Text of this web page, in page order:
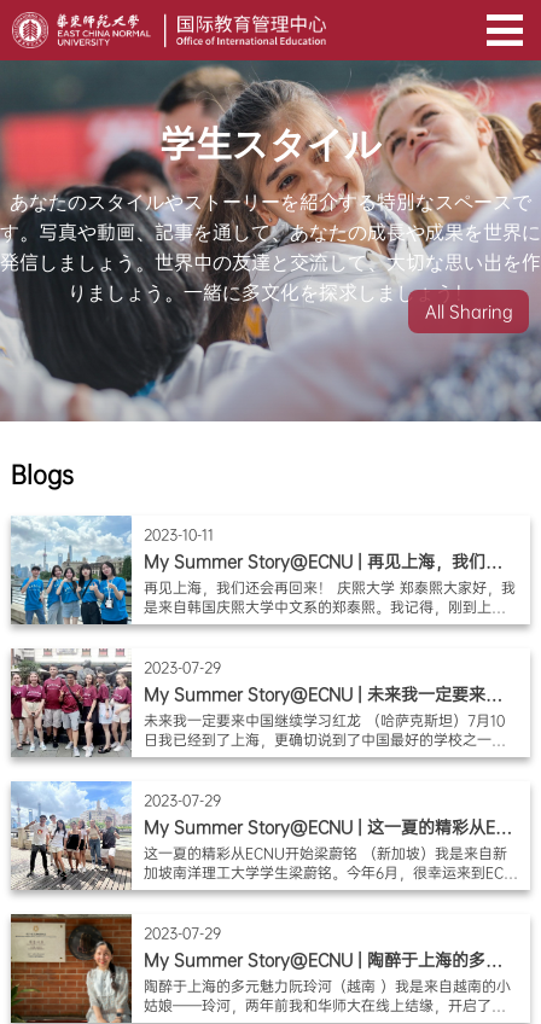
学生スタイル
あなたのスタイルやストーリーを紹介する特別なスペースで
す。写真や動画、記事を通して、あなたの成長や成果を世界に
発信しましょう。世界中の友達と交流して、大切な思い出を作
りましょう。一緒に多文化を探求しましょう！
All Sharing
Blogs
2023-10-11
My Summer Story@ECNU | 再见上海，我们还
会再回来！
再见上海，我们还会再回来！ 庆熙大学 郑泰熙大家好，我
是来自韩国庆熙大学中文系的郑泰熙。我记得，刚到上海
的第一天，天气阴沉沉的，甚至让我有点担心。然而，随
了。到学校安顿好以后，我便去了环港球，它离学校很
近， 建筑风格华丽，商场内看点也非常多，在那里转一
圈，大半天的时间就过去了。在项目的最后几天，我经常
和五班的小伙伴一起吃火锅，感觉彼此变得更亲近了。这
期间，我还到过外滩拍照、坐船，那里的夜景太美了，我
在那里尽情地欣赏绝美的景色让人难以忘怀。此外，我还
方，度过了愉快的时光。我觉得华东师大这次的暑期
2023-07-29
My Summer Story@ECNU | 未来我一定要来中
国继续学习
未来我一定要来中国继续学习红龙 （哈萨克斯坦）7月10
日我已经到了上海，更确切说到了中国最好的学校之一
——华东师范大学。这是我第一次来上海，这座城市比我
学习中文、听各个教授讲不同主题的讲座时，我会不由自
主地想了解中国的一切，我们每天学习不同的内容：参观
上海文化景点，与当地人聊天，每次讲座后相互讨论、发
表自己的观点和提问等等，没有一天觉得无聊或孤单，非
常感谢学校为我们安排了许多令人难忘的活动。感谢暑期
学校，在这里我结交了来自不同国家的朋友，这是我无法
斯、白俄罗斯等国家的朋友一直保持着密切的联系。
2023-07-29
My Summer Story@ECNU | 这一夏的精彩从ECN
U开始
这一夏的精彩从ECNU开始梁蔚铭 （新加坡）我是来自新
加坡南洋理工大学学生梁蔚铭。今年6月，很幸运来到ECN
U学习中文，而后开始在上海的实习。这是我第一次来到上
学习只有短短的4个星期，但是学校给我们的课程非常丰
富，有高级汉语课、视听说课、商务案例课。虽然我们都
有汉语基础，汉语交流没有大问题，然而这些课程为我们
语言能力的提高、对中国社会文化的了解，甚至在上海的
实习工作生活提供了巨大的帮助。我住在浦东，每天早上
2023-07-29
My Summer Story@ECNU | 陶醉于上海的多元
魅力
陶醉于上海的多元魅力阮玲河（越南 ）我是来自越南的小
姑娘——玲河，两年前我和华师大在线上结缘，开启了我